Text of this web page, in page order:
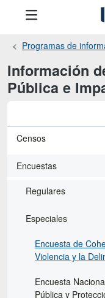
Programas de
Información
Pública e
Censos
Encuestas
Regulares
Especiales
Encuesta de
Violencia y la
Encuesta
Pública y